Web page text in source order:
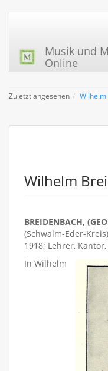
Musik und
Online
Zuletzt angesehen
Wilhelm
BREIDENBACH,
(Schwalm-Eder-
1918; Lehrer,
In Wilhelm